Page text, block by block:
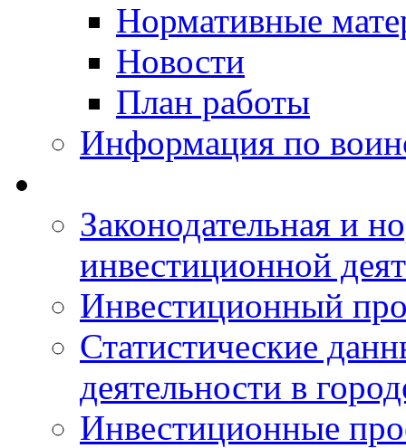
Нормативные
Новости
План работы
Информация по
Законодательная и
инвестиционной
Инвестиционный
Статистические
деятельности в
Инвестиционные